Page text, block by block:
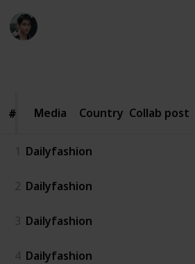
# Media
# Media Country Collab post
1 Dailyfashion
2 Dailyfashion
3 Dailyfashion
4 Dailyfashion